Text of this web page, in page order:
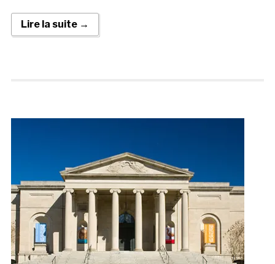
Lire la suite →